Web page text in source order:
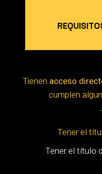
Tienen acceso
cumplen
Tener el
Tener el título